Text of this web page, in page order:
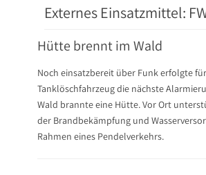
Externes Einsatzmittel:
Hütte brennt im Wald
Noch einsatzbereit über Funk erfolgte
Tanklöschfahrzeug die nächste
Wald brannte eine Hütte. Vor Ort
der Brandbekämpfung und
Rahmen eines Pendelverkehrs.